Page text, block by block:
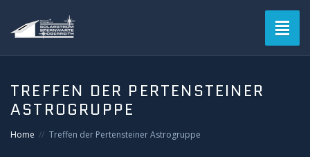
Verein
TREFFEN DER PERTENSTEINER
ASTROGRUPPE
Home Treffen der Pertensteiner Astrogruppe